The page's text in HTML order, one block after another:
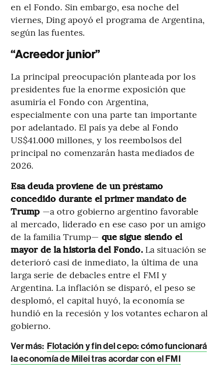
en el Fondo. Sin embargo, esa noche del
viernes, Ding apoyó el programa de Argentina,
según las fuentes.
“Acreedor junior”
La principal preocupación planteada por los
presidentes fue la enorme exposición que
asumiría el Fondo con Argentina,
especialmente con una parte tan importante
por adelantado. El país ya debe al Fondo
US$41.000 millones, y los reembolsos del
principal no comenzarán hasta mediados de
2026.
Esa deuda proviene de un préstamo
concedido durante el primer mandato de
Trump —a otro gobierno argentino favorable
al mercado, liderado en ese caso por un amigo
de la familia Trump— que sigue siendo el
mayor de la historia del Fondo.La situación se
deterioró casi de inmediato, la última de una
larga serie de debacles entre el FMI y
Argentina. La inflación se disparó, el peso se
desplomó, el capital huyó, la economía se
hundió en la recesión y los votantes echaron al
gobierno.
Ver más: Flotación y fin del cepo: cómo funcionará
la economía de Milei tras acordar con el FMI